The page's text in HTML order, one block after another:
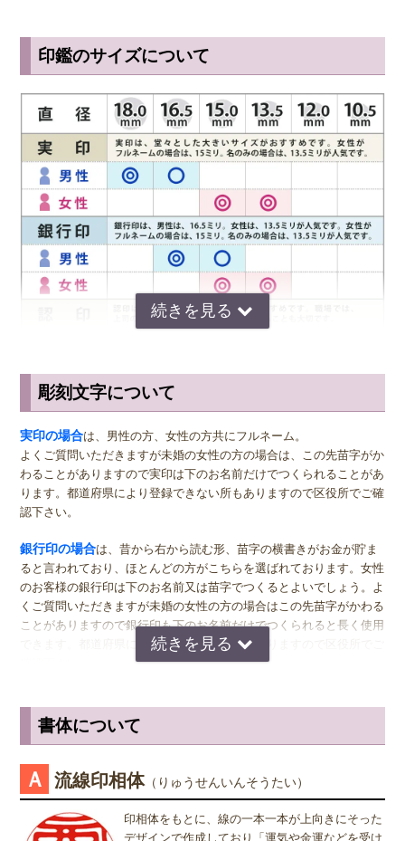
◆ チタンはお手入れも簡単
朱肉汚れはもちろん炎の煤や泥汚れが印鑑についてしまったとして
も、指や歯ブラシで水洗いすれば簡単に汚れを落とすことができま
す。 通常、印鑑は決して水洗いしてはならないといわれますが、そ
れは柘や水牛などの印鑑は水で洗うと乾燥する際にひび割れてしまう
からです。 チタンの印鑑であればその心配もないため、印鑑として
長く使う上では大きなメリットです。 さらにチタンは海水でも錆び
ることがなく、水害にあった場合でも紛失さえしなければずっと使い
続けることができます。
◆ チタンの印鑑の保管方法
チタンの印鑑は傷がつきにくく錆びないという性質を持っているた
せん。 印鑑が朱肉で汚れたら、その都度指や柔らかい歯ブラシで水
洗いしましょう。簡単に汚れを落とすことができます。 保管方法
も、きれいに汚れを落として専用の印鑑ケースに入れておけば問題あ
りません。
注文番号：0412214419
書体: 印篆印相体
ゴールドチタンの見た目も高級感があり、印影も他社では見られない
素晴らしい出来栄えでした。
2026年04月16日
ニックネーム： 匿名希望
注文番号：0317141658
商品名：ゴールドチタン印鑑 18.0＋15.0ミリ
チタン製はズッシリとした重みがあり、扱うときにも気持ちが引き締
まります。
ニックネーム：T.A
商品名：ゴールドチタン印鑑 18.0＋15.0＋10.5/12.0ミリ
息子の20歳のお祝いに実印と前々から思ってまして、そんな時にふ
と目にした当社のホームページ。見れば見るほどここしかない！と思
い、発注しました。発送していただくまでにも、確認のお電話をいた
だき、その際生じた急な変更にも応じていただきました。とても丁寧
にメールもいただきました。現物を見させていただき、感嘆しており
ます。あと少しで息子の誕生日、お祝いを兼ねてプレゼントとして
堂々と渡せます。本当にありがとうございました。知人にも紹介させ
ニックネーム：
注文番号：0926054311
一生使えるしっかりした綺麗な印影の印鑑を探しており、ネットで見
印鑑のサイズについて
サイズ選びのアドバイス
実印の男性用は、堂々とした大きいサイズの直径16.5ミリまたは18.0
ミリがおすすめです。女性用の実印でフルネームの場合は、15.0ミ
リ。女性用の実印で名のみの場合は、13.5ミリがおすすめです。女性
の方でご結婚されている場合は、ご主人様より小さいものをお選びに
なるのが一般的ですが、同じ大きさの実印でも問題ございません。女
女関係なく大きいものをおすすめします。代表者としての実印をお作
り下さい。印材によっては、21.0ミリもご用意しています。ご入用の
際は、各商品ページにてご確認ください。
銀行印の男性用は、16.5ミリがおすすめです。女性用は、13.5ミリ
小さ目の10.5ミリが無難かもしれません。女性用は、10.5ミリがおす
すめです。
※実印・銀行印・認印の表記は、当店で分類上分けさせて頂いており
ますが、銀行印をご注文された場合でも、実印や認印として、また
も問題ありません。ご使用用途は、お客様のご判断でご使用頂けま
彫刻文字について
実印の場合は、男性の方、女性の方共にフルネーム。
よくご質問いただきますが未婚の女性の方の場合は、この先苗字がか
わることがありますので実印は下のお名前だけでつくられることがあ
ります。都道府県により登録できない所もありますので区役所でご確
認下さい。
銀行印の場合は、昔から右から読む形、苗字の横書きがお金が貯ま
ると言われており、ほとんどの方がこちらを選ばれております。女性
のお客様の銀行印は下のお名前又は苗字でつくるとよいでしょう。よ
くご質問いただきますが未婚の女性の方の場合はこの先苗字がかわる
ことがありますので銀行印も下のお名前だけでつくられると長く使用
できます。都道府県により登録できない所もありますので区役所でご
が書いてあるのか読めるほうがいいかと思いますので当店では風格を
出すならテンショ体、味わい深いものなら読みやすい印相体をオスス
姓または名で、漢字1文字のお客様
『書体』をお選び頂く際、漢字一文字のお客様の場合は "たて" "ヨ
コ" どちらを選択すればよいのかお問い合わせを頂きます。 "たて"
書体について
Ａ 流線印相体（りゅうせんいんそうたい）
印相体をもとに、線の一本一本が上向きにそった
デザインで作成しており「運気や金運などを受け